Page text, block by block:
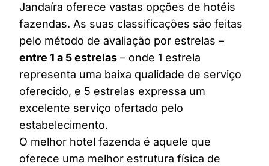
Jandaíra oferece vastas opções de hotéis
fazendas. As suas classificações são feitas
pelo método de avaliação por estrelas –
entre 1 a 5 estrelas – onde 1 estrela
representa uma baixa qualidade de serviço
oferecido, e 5 estrelas expressa um
excelente serviço ofertado pelo
estabelecimento.
O melhor hotel fazenda é aquele que
oferece uma melhor estrutura física de